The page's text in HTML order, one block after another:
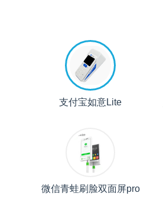
支付宝如意Lite
微信青蛙刷脸双面屏pro